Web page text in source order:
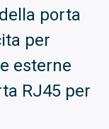
porta
per
esterne
RJ45 per